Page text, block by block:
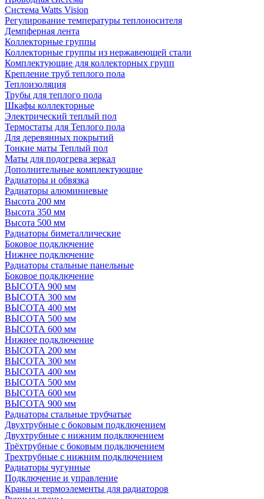
Система Watts Vision
Регулирование температуры теплоносителя
Демпферная лента
Коллекторные группы
Коллекторные группы из нержавеющей стали
Комплектующие для коллекторных групп
Крепление труб теплого пола
Теплоизоляция
Трубы для теплого пола
Шкафы коллекторные
Электрический теплый пол
Термостаты для Теплого пола
Для деревянных покрытий
Тонкие маты Теплый пол
Маты для подогрева зеркал
Дополнительные комплектующие
Радиаторы и обвязка
Радиаторы алюминиевые
Высота 200 мм
Высота 350 мм
Высота 500 мм
Радиаторы биметаллические
Боковое подключение
Нижнее подключение
Радиаторы стальные панельные
Боковое подключение
ВЫСОТА 900 мм
ВЫСОТА 300 мм
ВЫСОТА 400 мм
ВЫСОТА 500 мм
ВЫСОТА 600 мм
Нижнее подключение
ВЫСОТА 200 мм
ВЫСОТА 300 мм
ВЫСОТА 400 мм
ВЫСОТА 500 мм
ВЫСОТА 600 мм
ВЫСОТА 900 мм
Радиаторы стальные трубчатые
Двухтрубные с боковым подключением
Двухтрубные с нижним подключением
Трёхтрубные с боковым подключением
Трехтрубные с нижним подключением
Радиаторы чугунные
Подключение и управление
Краны и термоэлементы для радиаторов